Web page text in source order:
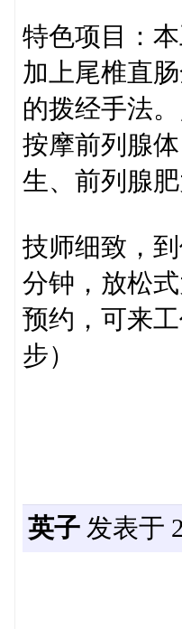
特色项目：
加上尾椎直
的拨经手法
按摩前列腺
生、前列腺
技师细致，
分钟，放松
预约，可来
步）
英子发表于